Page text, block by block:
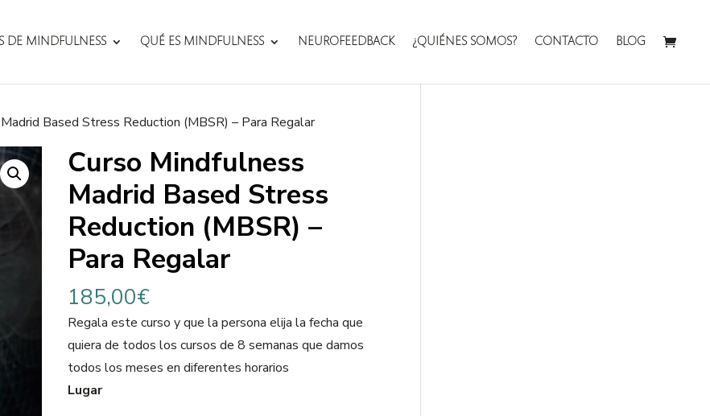
DE MINDFULNESS QUÉ ES MINDFULNESS NEUROFEEDBACK ¿QUIÉNES SOMOS? CONTACTO BLOG
Based Stress Reduction (MBSR) – Para Regalar
Curso Mindfulness
Madrid Based Stress
Reduction (MBSR) –
Para Regalar
185,00€
Regala este curso y que la persona elija la fecha que
quiera de todos los cursos de 8 semanas que damos
todos los meses en diferentes horarios
Lugar